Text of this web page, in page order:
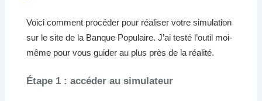
Voici comment procéder pour réaliser votre simulation
sur le site de la Banque Populaire. J’ai testé l’outil moi-
même pour vous guider au plus près de la réalité.
Étape 1 : accéder au simulateur